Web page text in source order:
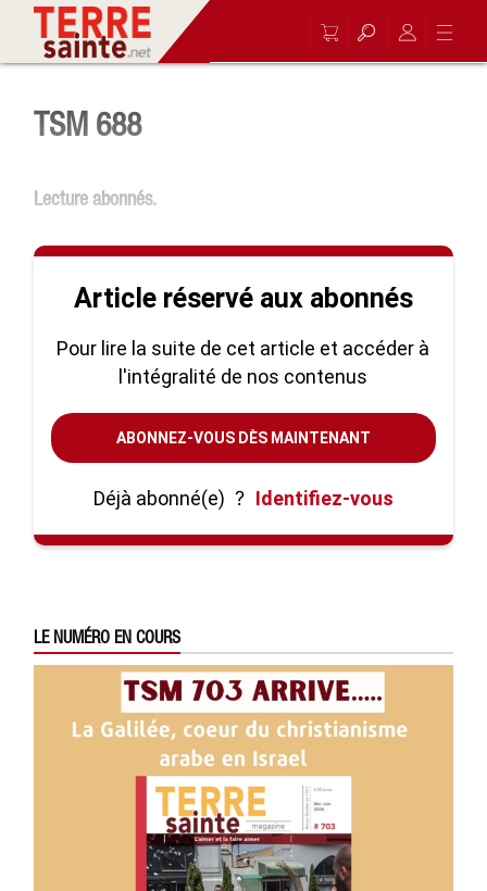
TSM 688
Lecture abonnés.
Article réservé aux abonnés
Pour lire la suite de cet article et accéder à
l'intégralité de nos contenus
ABONNEZ-VOUS DÈS MAINTENANT
Déjà abonné(e) ? Identifiez-vous
LE NUMÉRO EN COURS